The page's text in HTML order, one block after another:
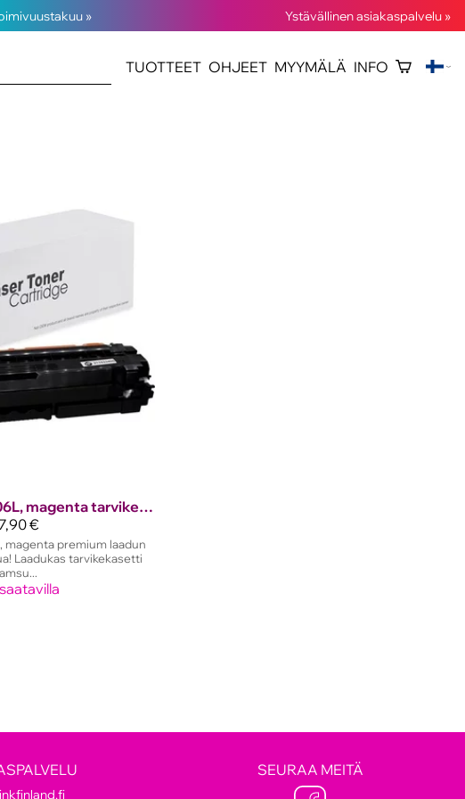
» Ystävällinen asiakaspalvelu »
TUOTTEET OHJEET MYYMÄLÄ INFO
CLT-M506L, magenta tarvikekasetti, 3500 sivua!
€
magenta premium laadun
Laadukas tarvikekasetti
SEURAA MEITÄ